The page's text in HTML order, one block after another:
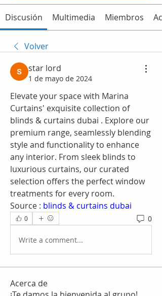
Discusión Multimedia Miembros
Volver
star lord
1 de mayo de 2024
Elevate your space with Marina
Curtains' exquisite collection of
blinds & curtains dubai . Explore our
premium range, seamlessly blending
style and functionality to enhance
any interior. From sleek blinds to
luxurious curtains, our curated
selection offers the perfect window
treatments for every room.
Source : blinds & curtains dubai
0 0
Write a comment...
Acerca de